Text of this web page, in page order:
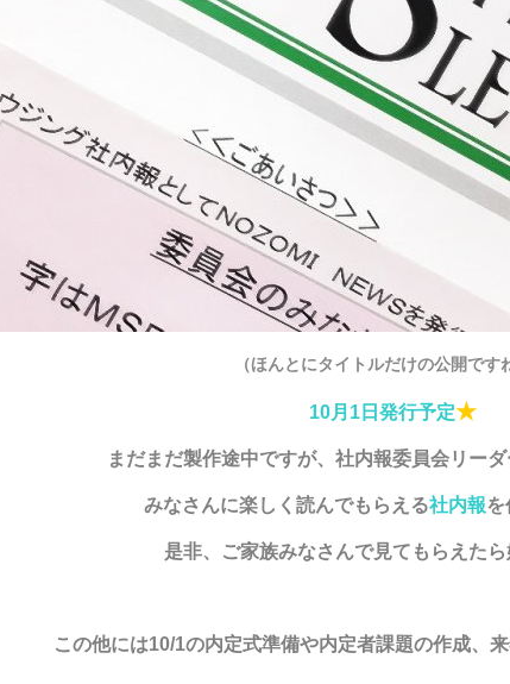
（ほんとにタイトルだけの公開です
10月1日発行予定★
まだまだ製作途中ですが、社内報委員会リー
みなさんに楽しく読んでもらえる社内報
是非、ご家族みなさんで見てもらえた
この他には10/1の内定式準備や内定者課題の作成、